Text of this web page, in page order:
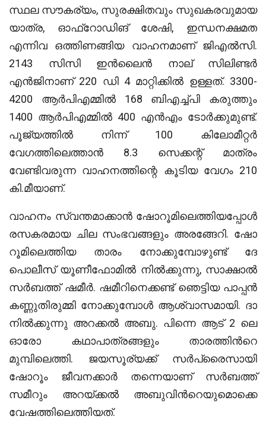
സ്ഥല സൗകര്യം, സുരക്ഷിതവും സുഖകരവുമായ
യാത്ര, ഓഫ്‌റോഡിങ് ശേഷി, ഇന്ധനക്ഷമത
എന്നിവ ഒത്തിണങ്ങിയ വാഹനമാണ് ജിഎല്‍സി.
2143 സിസി ഇന്‍ലൈന്‍ നാല് സിലിണ്ടര്‍
എന്‍ജിനാണ് 220 ഡി 4 മാറ്റിക്കില്‍ ഉള്ളത്. 3300-
4200 ആര്‍പിഎമ്മില്‍ 168 ബിഎച്ച്പി കരുത്തും
1400 ആര്‍പിഎമ്മില്‍ 400 എന്‍എം ടോര്‍ക്കുമുണ്ട്.
പൂജ്യത്തില്‍ നിന്ന് 100 കിലോമീറ്റര്‍
വേഗത്തിലെത്താന്‍ 8.3 സെക്കന്റ് മാത്രം
വേണ്ടിവരുന്ന വാഹനത്തിന്റെ കൂടിയ വേഗം 210
കി.മീയാണ്.
വാഹനം സ്വന്തമാക്കാന്‍ ഷോറൂമിലെത്തിയപ്പോള്‍
രസകരമായ ചില സംഭവങ്ങളും അരങ്ങേറി. ഷോ
റൂമിലെത്തിയ താരം നോക്കുമ്പോഴുണ്ട് ദേ
പൊലീസ് യൂണീഫോമില്‍ നില്‍ക്കുന്നു, സാക്ഷാല്‍
സര്‍ബത്ത് ഷമീര്‍. ഷമീറിനെക്കണ്ട് ഞെട്ടിയ പാപ്പന്‍
കണ്ണുതിരുമ്മി നോക്കുമ്പോള്‍ ആശ്വാസമായി. ദാ
നില്‍ക്കുന്നു അറക്കല്‍ അബു. പിന്നെ ആട് 2 ലെ
ഓരോ കഥാപാത്രങ്ങളും താരത്തിന്‍റെ
മുമ്പിലെത്തി. ജയസൂര്യക്ക് സര്‍പ്രൈസായി
ഷോറൂം ജീവനക്കാർ തന്നെയാണ് സർബത്ത്
സമീറും അറയ്ക്കൽ അബുവിന്‍റെയുമൊക്കെ
വേഷത്തിലെത്തിയത്.